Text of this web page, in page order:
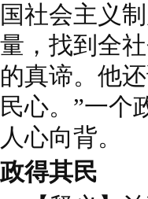
国社会主义
量，找到全
的真谛。他
民心。”一个
人心向背。
政得其民